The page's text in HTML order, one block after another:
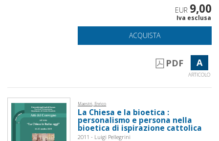
EUR 9,00
Iva esclusa
ACQUISTA
PDF A
ARTICOLO
Maestri, Enrico
La Chiesa e la bioetica :
personalismo e persona nella
bioetica di ispirazione cattolica
2011 - Luigi Pellegrini